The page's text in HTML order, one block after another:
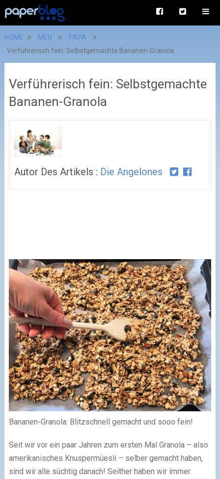
HOME MEN
PAPA
Verführerisch fein: Selbstgemachte Bananen-Granola
Verführerisch fein: Selbstgemachte
Bananen-Granola
Autor Des Artikels : Die Angelones
Bananen-Granola: Blitzschnell gemacht und sooo fein!
Seit wir vor ein paar Jahren zum ersten Mal Granola – also
amerikanisches Knuspermüesli – selber gemacht haben,
sind wir alle süchtig danach! Seither haben wir immer